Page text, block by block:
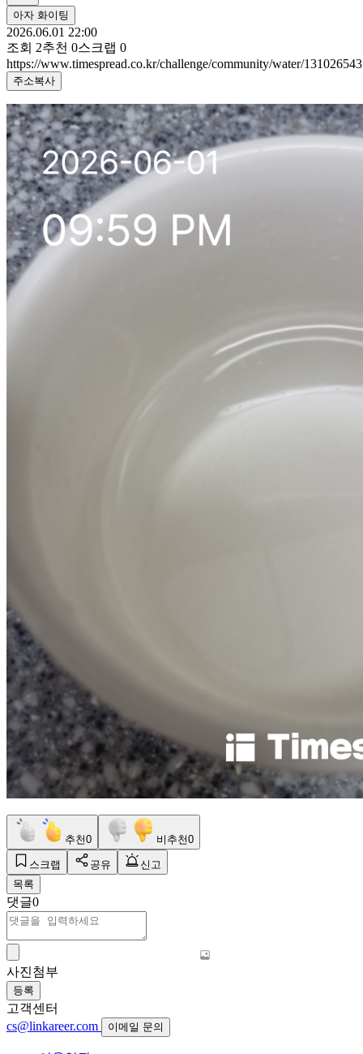
아자 화이팅
2026.06.01 22:00
조회 2추천 0스크랩 0
https://www.timespread.co.kr/challenge/community/water/131026543
주소복사
추천0 비추천0
스크랩 공유
신고
목록
댓글0
사진첨부
등록
고객센터
cs@linkareer.com
이메일 문의